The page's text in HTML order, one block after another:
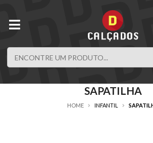
SAPATILHA
HOME INFANTIL